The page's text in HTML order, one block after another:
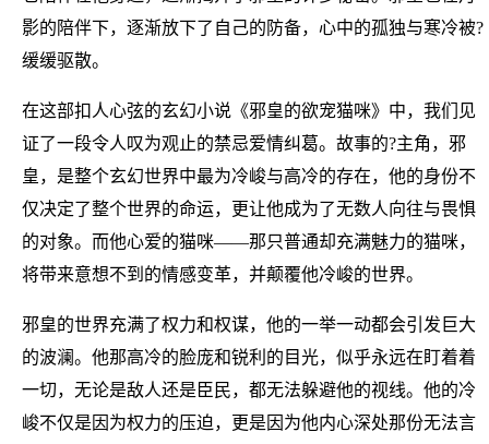
影的陪伴下，逐渐放下了自己的防备，心中的孤独与寒冷被?
缓缓驱散。
在这部扣人心弦的玄幻小说《邪皇的欲宠猫咪》中，我们见
证了一段令人叹为观止的禁忌爱情纠葛。故事的?主角，邪
皇，是整个玄幻世界中最为冷峻与高冷的存在，他的身份不
仅决定了整个世界的命运，更让他成为了无数人向往与畏惧
的对象。而他心爱的猫咪——那只普通却充满魅力的猫咪，
将带来意想不到的情感变革，并颠覆他冷峻的世界。
邪皇的世界充满了权力和权谋，他的一举一动都会引发巨大
的波澜。他那高冷的脸庞和锐利的目光，似乎永远在盯着着
一切，无论是敌人还是臣民，都无法躲避他的视线。他的冷
峻不仅是因为权力的压迫，更是因为他内心深处那份无法言